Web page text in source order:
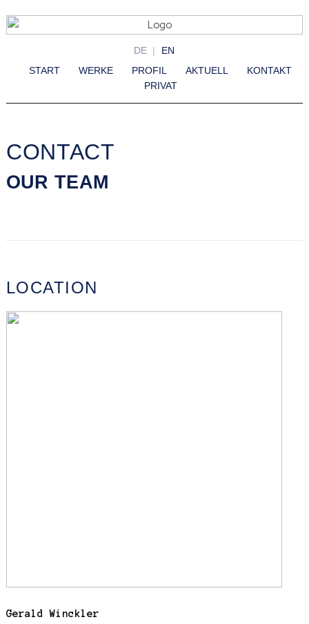
DE
EN
START
WERKE PROFIL AKTUELL
KONTAKT
PRIVAT
CONTACT
OUR TEAM
LOCATION
Gerald Winckler